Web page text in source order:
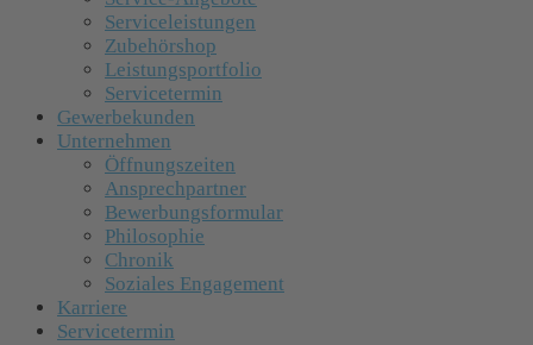
Serviceleistungen
Zubehörshop
Leistungsportfolio
Servicetermin
Gewerbekunden
Unternehmen
Öffnungszeiten
Ansprechpartner
Bewerbungsformular
Philosophie
Chronik
Soziales Engagement
Karriere
Servicetermin